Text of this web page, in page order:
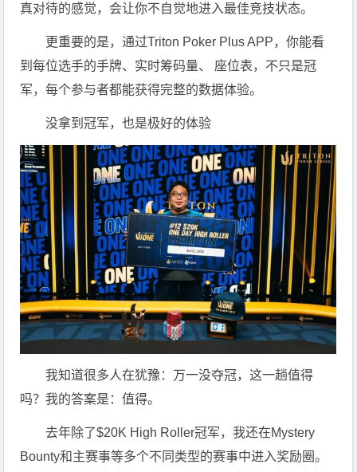
真对待的感觉，会让你不自觉地进入最佳竞技状态。
更重要的是，通过Triton Poker Plus APP，你能看
到每位选手的手牌、实时筹码量、 座位表，不只是冠
军，每个参与者都能获得完整的数据体验。
没拿到冠军，也是极好的体验
我知道很多人在犹豫：万一没夺冠，这一趟值得
吗？我的答案是：值得。
去年除了$20K High Roller冠军，我还在Mystery
Bounty和主赛事等多个不同类型的赛事中进入奖励圈。